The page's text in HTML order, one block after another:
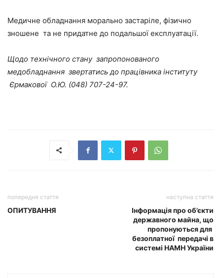
Медичне обладнання морально застаріле, фізично
зношене та не придатне до подальшої експлуатації.
Щодо технічного стану запропонованого
медобладнання звертатись до працівника інституту
Єрмакової О.Ю. (048) 707-24-97.
попередня стаття
ОПИТУВАННЯ
наступна стаття
Інформація про об’єкти
державного майна, що
пропонуються для
безоплатної передачі в
системі НАМН України